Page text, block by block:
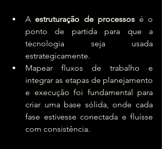
A estruturação de processos é o
ponto de partida para que a
tecnologia seja usada
estrategicamente.
Mapear fluxos de trabalho e
integrar as etapas de planejamento
e execução foi fundamental para
criar uma base sólida, onde cada
fase estivesse conectada e fluísse
com consistência.